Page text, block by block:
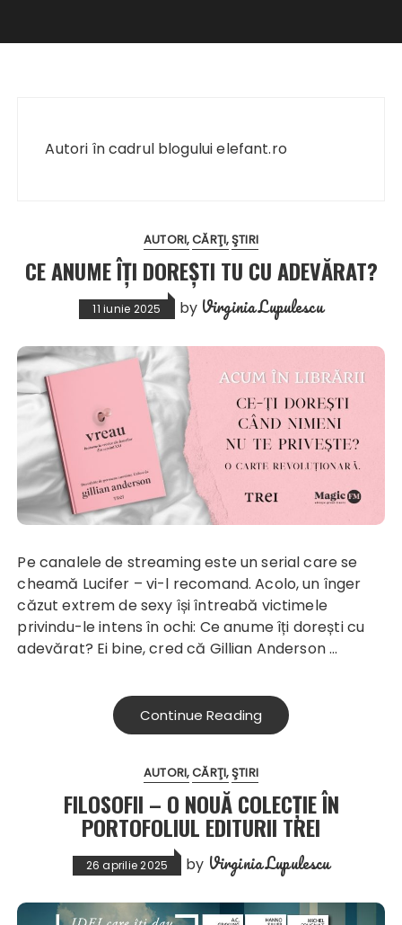
Autori în cadrul blogului elefant.ro
AUTORI CĂRŢI ŞTIRI
CE ANUME ÎȚI DOREȘTI TU CU ADEVĂRAT?
11 iunie 2025 by Virginia Lupulescu
Pe canalele de streaming este un serial care se
cheamă Lucifer – vi-l recomand. Acolo, un înger
căzut extrem de sexy își întreabă victimele
privindu-le intens în ochi: Ce anume îți dorești cu
adevărat? Ei bine, cred că Gillian Anderson …
Continue Reading
AUTORI CĂRŢI ŞTIRI
FILOSOFII – O NOUĂ COLECȚIE ÎN
PORTOFOLIUL EDITURII TREI
26 aprilie 2025 by Virginia Lupulescu